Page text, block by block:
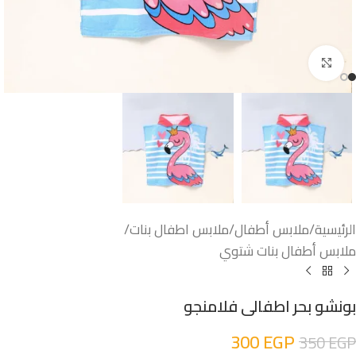
اضغط للتكبير
الرئيسية/ملابس أطفال/ملابس اطفال بنات/
ملابس أطفال بنات شتوي
بونشو بحر اطفالى فلامنجو
350EGP
300EGP